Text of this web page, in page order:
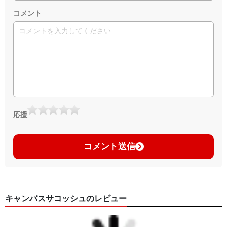
コメント
応援
コメント送信
キャンバスサコッシュのレビュー